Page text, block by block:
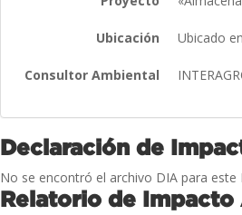
Ubicación Ubicado
Consultor Ambiental
Declaración de
No se encontró el archivo DIA para este
Relatorio de Impacto